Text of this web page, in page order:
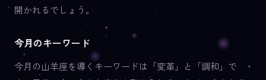
開かれるでしょう。
今月のキーワード
今月の山羊座を導くキーワードは「変革」と「調和」で